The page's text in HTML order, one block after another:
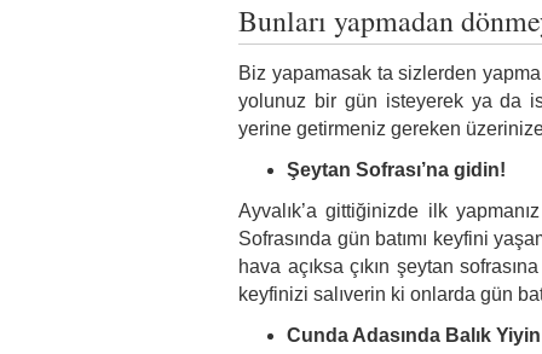
Bunları yapmadan
Biz yapamasak ta sizlerden
yolunuz bir gün isteyerek ya da
yerine getirmeniz gereken
Şeytan Sofrası’na gidin!
Ayvalık’a gittiğinizde ilk
Sofrasında gün batımı keyfini
hava açıksa çıkın şeytan
keyfinizi salıverin ki onlarda gün
Cunda Adasında Balık